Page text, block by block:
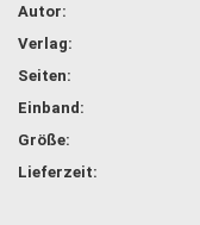
Autor:
Verlag:
Seiten:
Einband:
Größe:
Lieferzeit: